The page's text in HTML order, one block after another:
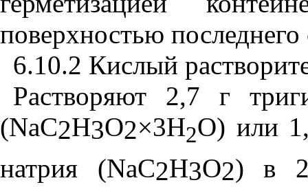
поверхностью
6.10.2 Кислый
Растворяют 2,7 г
(NaC2H3O2×3Н2О) или
натрия (NaC2H3O2) в